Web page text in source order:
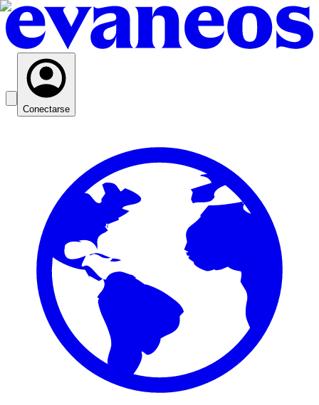
Conectarse